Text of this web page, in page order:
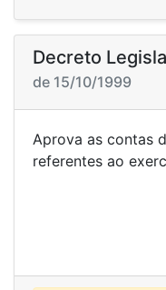
Decreto
de 15/10/1999
Aprova as contas
referentes ao